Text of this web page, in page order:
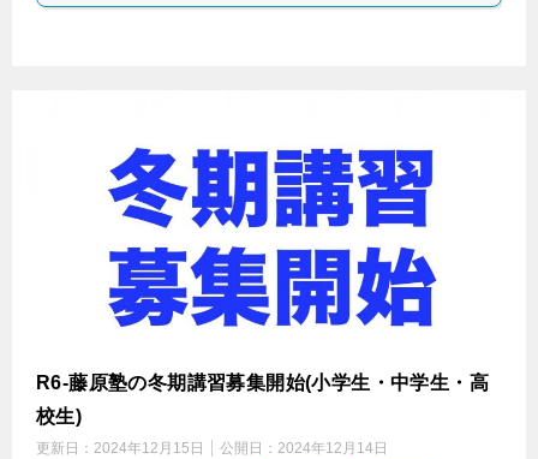
R6-藤原塾の冬期講習募集開始(小学生・中学生・高
校生)
更新日： 2024年12月15日 公開日： 2024年12月14日